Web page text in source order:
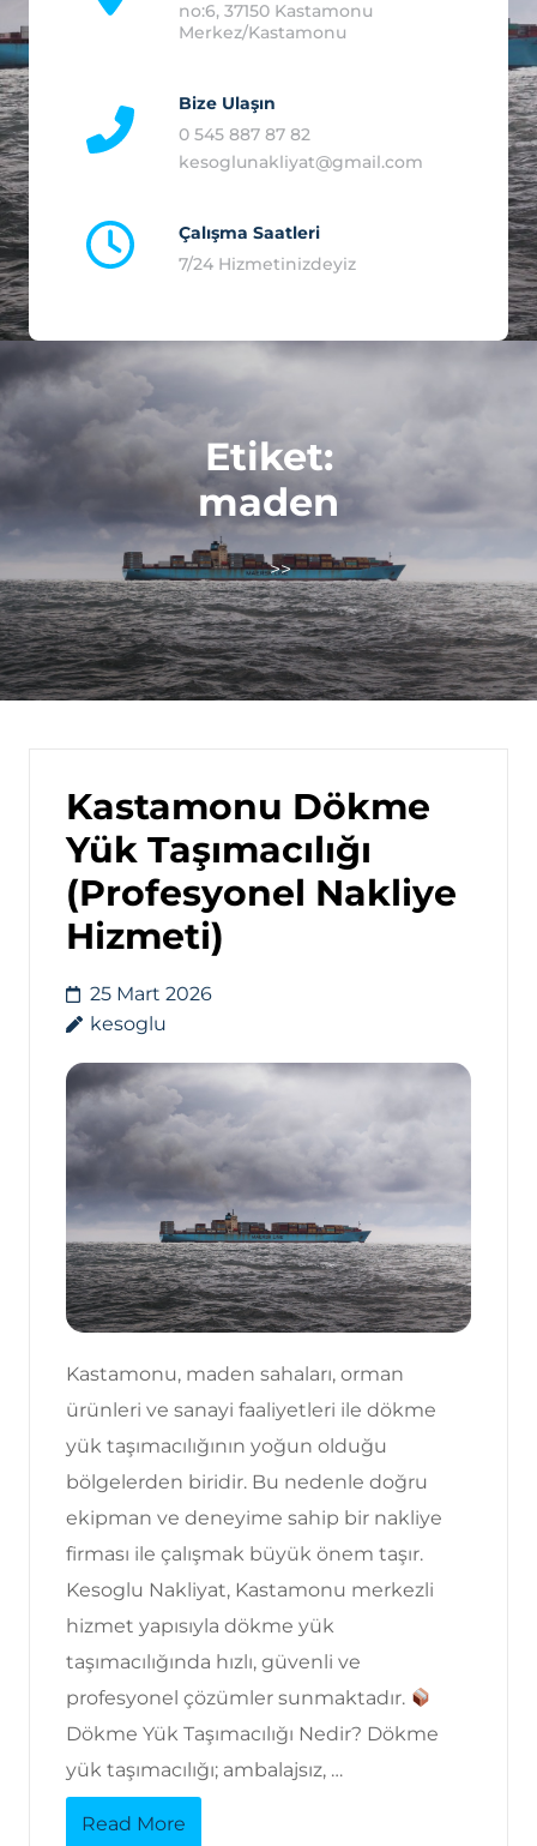
no:6, 37150 Kastamonu
Merkez/Kastamonu
0 545 887 87 82
kesoglunakliyat@gmail.com
7/24 Hizmetinizdeyiz
Etiket:
maden
>>
Kastamonu Dökme
Yük Taşımacılığı
(Profesyonel Nakliye
Hizmeti)
25 Mart 2026
kesoglu
Kastamonu, maden sahaları, orman
ürünleri ve sanayi faaliyetleri ile dökme
yük taşımacılığının yoğun olduğu
bölgelerden biridir. Bu nedenle doğru
ekipman ve deneyime sahip bir nakliye
firması ile çalışmak büyük önem taşır.
Kesoglu Nakliyat, Kastamonu merkezli
hizmet yapısıyla dökme yük
taşımacılığında hızlı, güvenli ve
profesyonel çözümler sunmaktadır.
Dökme Yük Taşımacılığı Nedir? Dökme
yük taşımacılığı; ambalajsız, …
Read More